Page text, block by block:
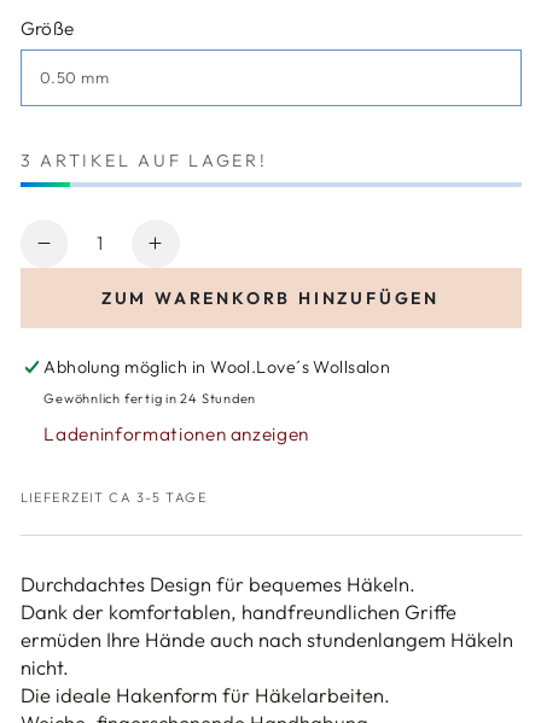
Größe
3 ARTIKEL AUF LAGER!
Verringere
Menge
Clover
Häkelnadel
Soft
Touch
Erhöhe
Menge
Clover
Häkelnadel
Soft
Touch
ZUM WARENKORB HINZUFÜGEN
Abholung möglich inWool.Love´s Wollsalon
Gewöhnlich fertig in 24 Stunden
Ladeninformationen anzeigen
LIEFERZEIT CA 3-5 TAGE
Durchdachtes Design für bequemes Häkeln.
Dank der komfortablen, handfreundlichen Griffe
ermüden Ihre Hände auch nach stundenlangem Häkeln
nicht.
Die ideale Hakenform für Häkelarbeiten.